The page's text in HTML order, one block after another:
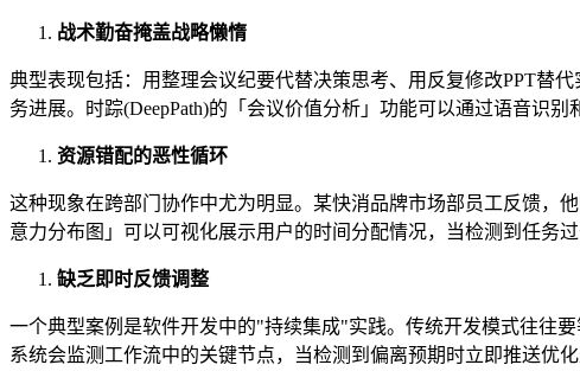
战术勤奋掩盖战略懒惰
典型表现包括：用整理会议纪要代替决策思考、用反复修改PPT替
务进展。时踪(DeepPath)的「会议价值分析」功能可以通过语音识
资源错配的恶性循环
这种现象在跨部门协作中尤为明显。某快消品牌市场部员工反馈，
意力分布图」可以可视化展示用户的时间分配情况，当检测到任务
缺乏即时反馈调整
一个典型案例是软件开发中的"持续集成"实践。传统开发模式往往
系统会监测工作流中的关键节点，当检测到偏离预期时立即推送优化